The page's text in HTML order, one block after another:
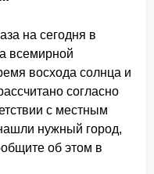
на сегодня в
всемирной
восхода солнца и
согласно
с местным
нужный город,
об этом в